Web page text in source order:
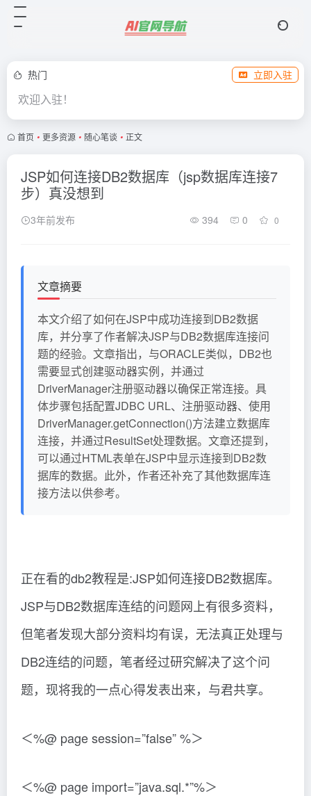
热门 立即入驻
欢迎入驻！
首页 • 更多资源 • 随心笔谈 • 正文
JSP如何连接DB2数据库（jsp数据库连接7
步）真没想到
3年前发布 394 0 0
文章摘要
本文介绍了如何在JSP中成功连接到DB2数据
库，并分享了作者解决JSP与DB2数据库连接问
题的经验。文章指出，与ORACLE类似，DB2也
需要显式创建驱动器实例，并通过
DriverManager注册驱动器以确保正常连接。具
体步骤包括配置JDBC URL、注册驱动器、使用
DriverManager.getConnection()方法建立数据库
连接，并通过ResultSet处理数据。文章还提到，
可以通过HTML表单在JSP中显示连接到DB2数
据库的数据。此外，作者还补充了其他数据库连
接方法以供参考。
正在看的db2教程是:JSP如何连接DB2数据库。
JSP与DB2数据库连结的问题网上有很多资料，
但笔者发现大部分资料均有误，无法真正处理与
DB2连结的问题，笔者经过研究解决了这个问
题，现将我的一点心得发表出来，与君共享。
＜%@ page session=”false” %＞
＜%@ page import=”java.sql.*”%＞